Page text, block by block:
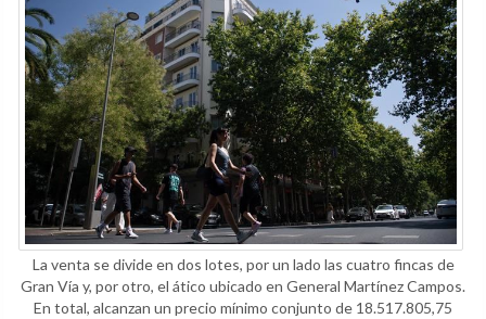
La venta se divide en dos lotes, por un lado las cuatro fincas de
Gran Vía y, por otro, el ático ubicado en General Martínez Campos.
En total, alcanzan un precio mínimo conjunto de 18.517.805,75